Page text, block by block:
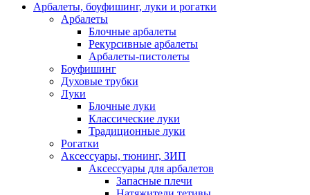
Арбалеты, боуфишинг, луки и рогатки
Арбалеты
Блочные арбалеты
Рекурсивные арбалеты
Арбалеты-пистолеты
Боуфишинг
Духовые трубки
Луки
Блочные луки
Классические луки
Традиционные луки
Рогатки
Аксессуары, тюнинг, ЗИП
Аксессуары для арбалетов
Запасные плечи